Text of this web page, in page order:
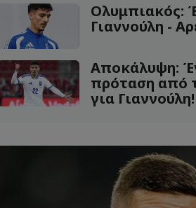
Ολυμπιακός:
Γιαννούλη -
Αποκάλυψη:
πρόταση από
για Γιαννούλη!